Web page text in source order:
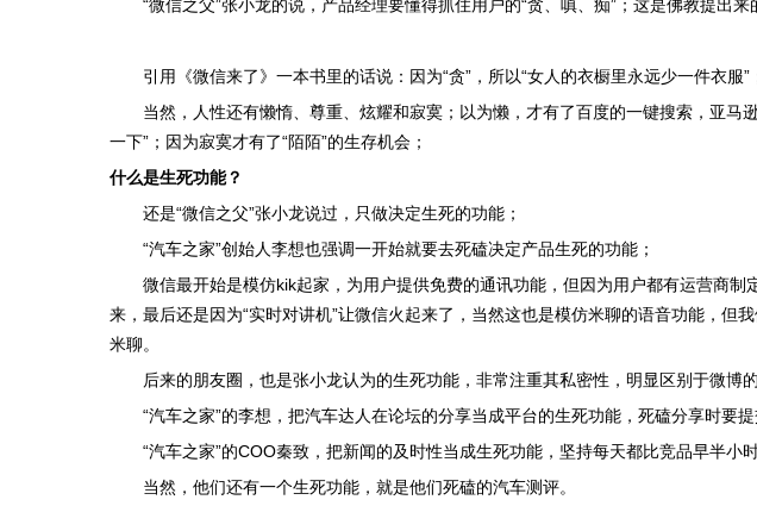
“微信之父”张小龙的说，产品经理要懂得抓住用户的“贪、嗔、痴”；这是佛教提出
引用《微信来了》一本书里的话说：因为“贪”，所以“女人的衣橱里永远少一件衣
当然，人性还有懒惰、尊重、炫耀和寂寞；以为懒，才有了百度的一键搜索，亚
一下”；因为寂寞才有了“陌陌”的生存机会；
什么是生死功能？
还是“微信之父”张小龙说过，只做决定生死的功能；
“汽车之家”创始人李想也强调一开始就要去死磕决定产品生死的功能；
微信最开始是模仿kik起家，为用户提供免费的通讯功能，但因为用户都有运营商
来，最后还是因为“实时对讲机”让微信火起来了，当然这也是模仿米聊的语音功能，
米聊。
后来的朋友圈，也是张小龙认为的生死功能，非常注重其私密性，明显区别于微
“汽车之家”的李想，把汽车达人在论坛的分享当成平台的生死功能，死磕分享时要
“汽车之家”的COO秦致，把新闻的及时性当成生死功能，坚持每天都比竞品早半小
当然，他们还有一个生死功能，就是他们死磕的汽车测评。